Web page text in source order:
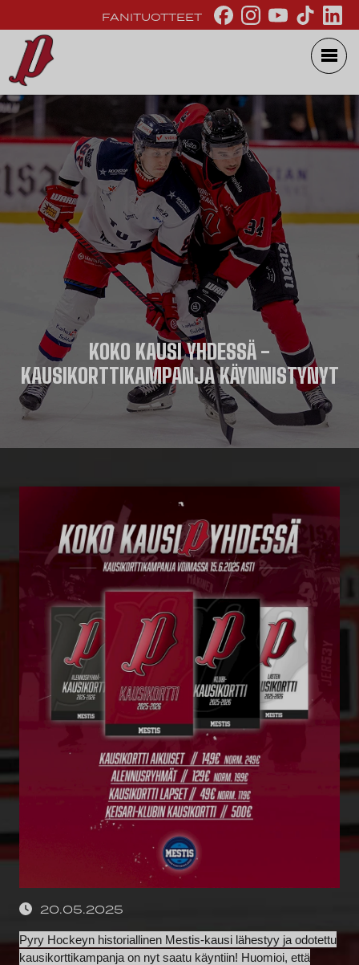
FANITUOTTEET
KOKO KAUSI YHDESSÄ -
KAUSIKORTTIKAMPANJA KÄYNNISTYNYT
20.05.2025
Pyry Hockeyn historiallinen Mestis-kausi lähestyy ja odotettu
kausikorttikampanja on nyt saatu käyntiin! Huomioi, että